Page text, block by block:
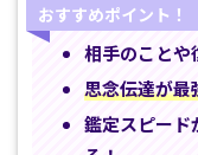
おすすめポイント！
相手のことや
思念伝達が最
鑑定スピード